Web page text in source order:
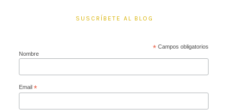
SUSCRÍBETE AL BLOG
*Campos obligatorios
Nombre
Email *